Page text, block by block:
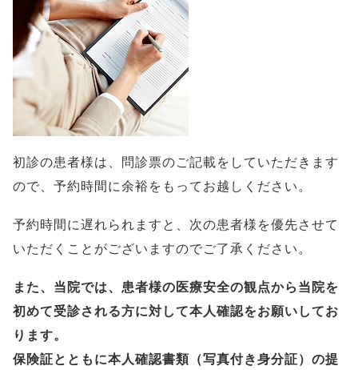
初診の患者様は、問診票のご記載をしていただきます
ので、予約時間に余裕をもってお越しください。
予約時間に遅れられますと、次の患者様を優先させて
いただくことがございますのでご了承ください。
また、当院では、患者様の医療安全の観点から 当院を
初めて受診される方に対して本人確認をお願いしてお
ります。
保険証とともに本人確認書類（写真付き身分証）の提